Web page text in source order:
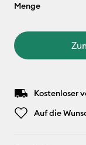
Menge
Kostenloser
Auf die